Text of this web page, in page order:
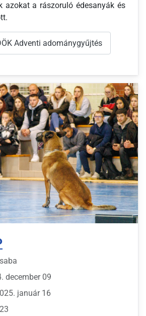
azokat a rászoruló édesanyák és
Adventi adománygyűjtés
december 09
január 16